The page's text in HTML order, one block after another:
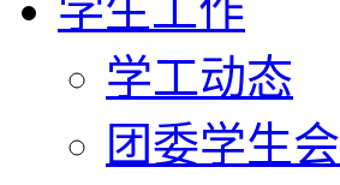
学工动态
团委学生会